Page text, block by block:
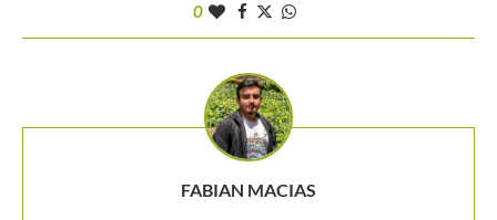
0
FABIAN MACIAS